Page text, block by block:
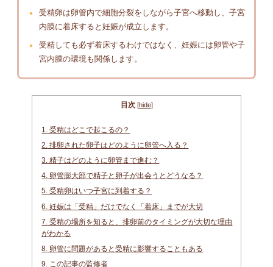
受精卵は卵管内で細胞分裂をしながら子宮へ移動し、子宮
内膜に着床すると妊娠が成立します。
受精しても必ず着床するわけではなく、妊娠には卵管や子
宮内膜の環境も関係します。
目次 [hide]
1.
受精はどこで起こるの？
2. 排卵された卵子はどのように卵管へ入る？
3. 精子はどのように卵管まで進む？
4. 卵管膨大部で精子と卵子が出会うとどうなる？
5. 受精卵はいつ子宮に到着する？
6. 妊娠は「受精」だけでなく「着床」までが大切
7. 受精の場所を知ると、排卵前のタイミングが大切な理由
がわかる
8. 卵管に問題があると受精に影響することもある
9. この記事の監修者